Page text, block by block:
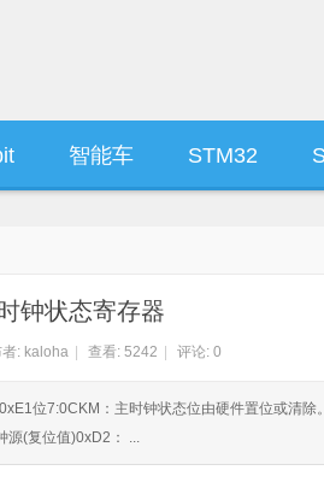
智能车 STM32
钟状态寄存器
: kaloha 查看: 5242 评论: 0
位7:0CKM：主时钟状态位由硬件置位或清除
源(复位值)0xD2： ...